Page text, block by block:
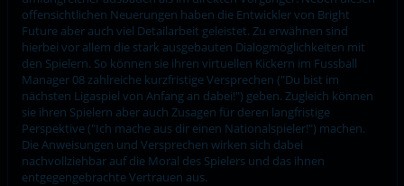
offensichtlichen Neuerungen haben die Entwickler von Bright
Future aber auch viel Detailarbeit geleistet. Zu erwähnen sind
hierbei vor allem die stark ausgebauten Dialogmöglichkeiten mit
den Spielern. So können sie ihren virtuellen Kickern im Fussball
Manager 08 zahlreiche kurzfristige Versprechen ("Du bist im
nächsten Ligaspiel von Anfang an dabei!") geben. Zugleich können
sie ihren Spielern aber auch Zusagen für deren langfristige
Perspektive ("Ich mache aus dir einen Nationalspieler!") machen.
Die Anweisungen und Versprechen wirken sich dabei
nachvollziehbar auf die Moral des Spielers und das ihnen
entgegengebrachte Vertrauen aus.